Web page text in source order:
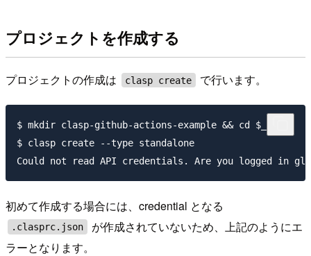
プロジェクトを作成する
プロジェクトの作成は clasp create で行います。
$ mkdir clasp-github-actions-example && cd $_
$ clasp create --type standalone
初めて作成する場合には、credential となる
.clasprc.json
が作成されていないため、上記のようにエ
ラーとなります。